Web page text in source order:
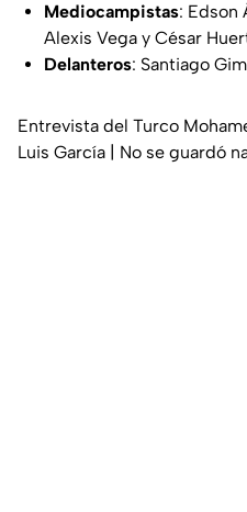
Mediocampistas: Edson
Alexis Vega y César
Delanteros: Santiago
Entrevista del Turco
Luis García | No se guardó